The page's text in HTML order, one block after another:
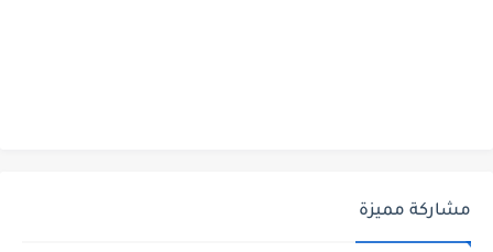
مشاركة مميزة